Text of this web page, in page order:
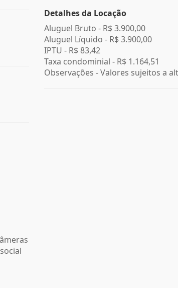
Detalhes da Locação
Aluguel Bruto - R$ 3.900,00
Aluguel Líquido - R$ 3.900,00
IPTU - R$ 83,42
Taxa condominial - R$ 1.164,51
Observações - Valores sujeitos a